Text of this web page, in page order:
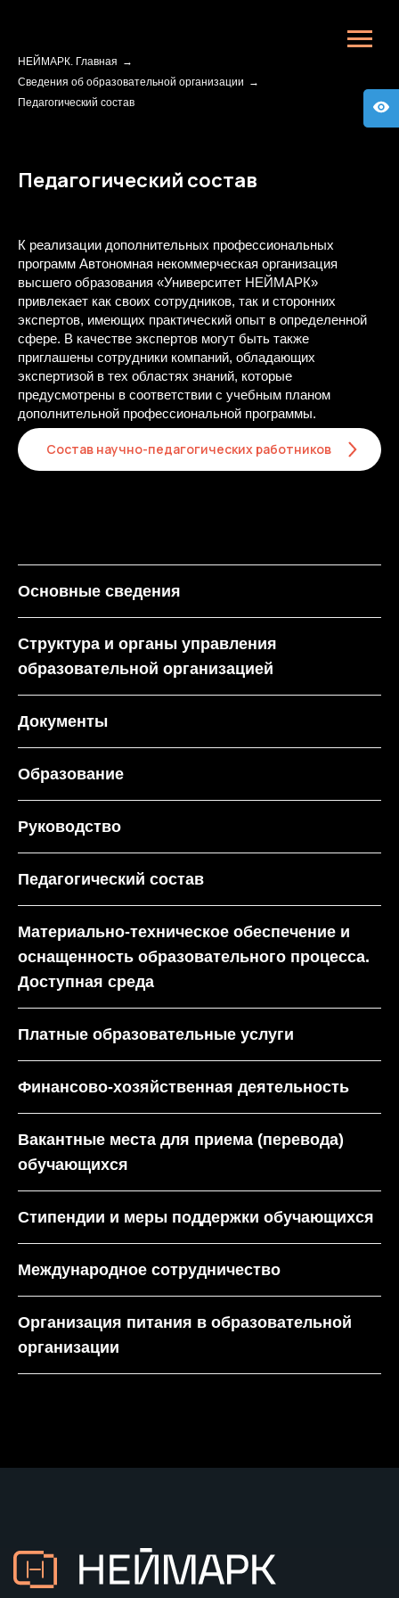
НЕЙМАРК. Главная →
Сведения об образовательной организации →
Педагогический состав
Педагогический состав
К реализации дополнительных профессиональных
программ Автономная некоммерческая организация
высшего образования «Университет НЕЙМАРК»
привлекает как своих сотрудников, так и сторонних
экспертов, имеющих практический опыт в определенной
сфере. В качестве экспертов могут быть также
приглашены сотрудники компаний, обладающих
экспертизой в тех областях знаний, которые
предусмотрены в соответствии с учебным планом
дополнительной профессиональной программы.
Состав научно-педагогических работников
Основные сведения
Структура и органы управления
образовательной организацией
Документы
Образование
Руководство
Педагогический состав
Материально-техническое обеспечение и
оснащенность образовательного процесса.
Доступная среда
Платные образовательные услуги
Финансово-хозяйственная деятельность
Вакантные места для приема (перевода)
обучающихся
Стипендии и меры поддержки обучающихся
Международное сотрудничество
Организация питания в образовательной
организации
Программы обучения
О Нижнем Новгороде
Поступающим
Об ИТ-кампусе
Программы обучения
О Нижнем Новгороде
Студенческая жизнь